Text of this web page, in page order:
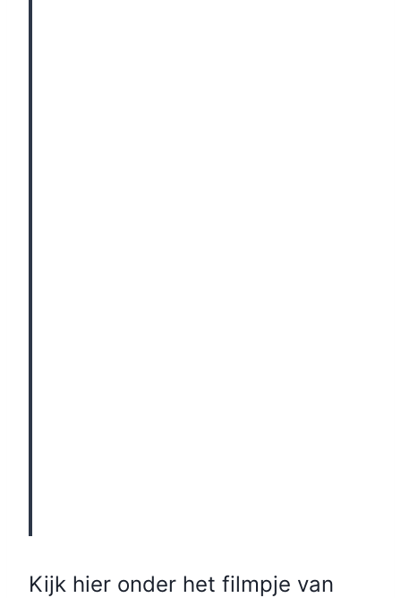
Kijk hier onder het filmpje van